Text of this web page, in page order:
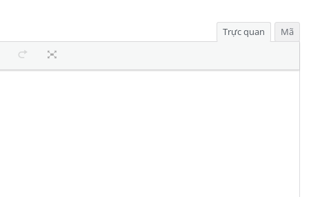
Trực quan Mã